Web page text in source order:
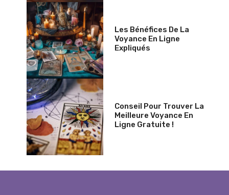
Les Bénéfices De La
Voyance En Ligne
Expliqués
Conseil Pour Trouver La
Meilleure Voyance En
Ligne Gratuite !